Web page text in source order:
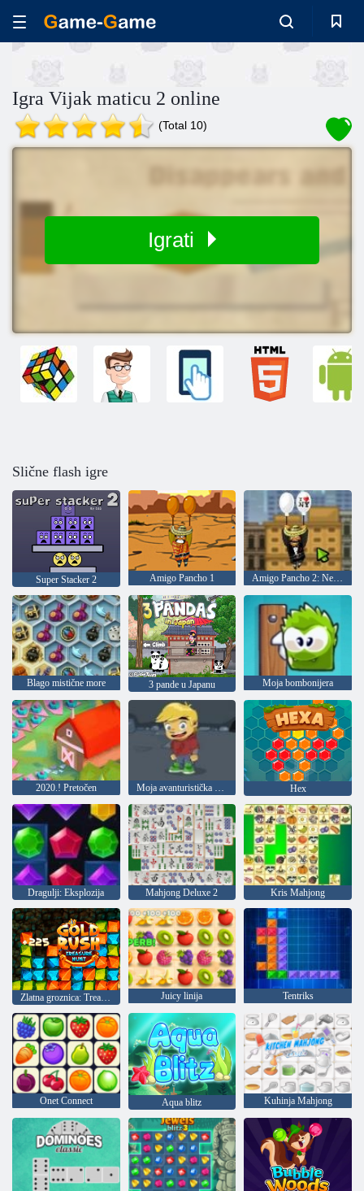
Igra Vijak maticu 2 online
(Total 10)
Igrati
Slične flash igre
Super Stacker 2 Amigo Pancho 1 Amigo Pancho 2: New York Party
Blago mistične more 3 pande u Japanu Moja bombonijera
2020.! Pretočen Moja avanturistička knjiga 2 Hex
Dragulji: Eksplozija Mahjong Deluxe 2 Kris Mahjong
Juicy linija Tentriks
Onet Connect Aqua blitz Kuhinja Mahjong